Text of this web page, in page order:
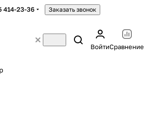
414-23-36 Заказать звонок
ВойтиСравнение